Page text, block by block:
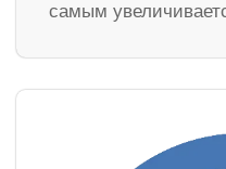
самым